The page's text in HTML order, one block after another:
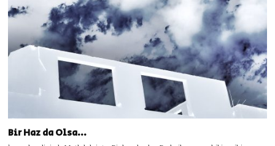
Bir Haz da Olsa…